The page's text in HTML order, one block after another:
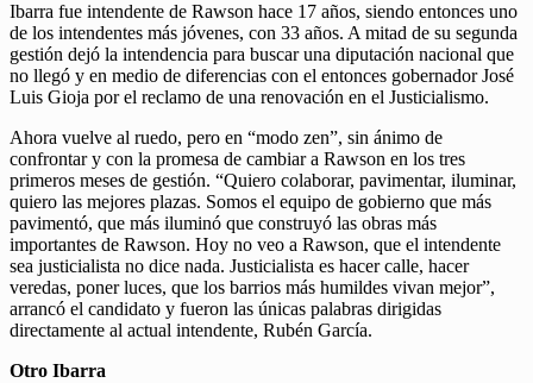
Ibarra fue intendente de Rawson hace 17 años, siendo entonces uno
de los intendentes más jóvenes, con 33 años. A mitad de su segunda
gestión dejó la intendencia para buscar una diputación nacional que
no llegó y en medio de diferencias con el entonces gobernador José
Luis Gioja por el reclamo de una renovación en el Justicialismo.
Ahora vuelve al ruedo, pero en “modo zen”, sin ánimo de
confrontar y con la promesa de cambiar a Rawson en los tres
primeros meses de gestión. “Quiero colaborar, pavimentar, iluminar,
quiero las mejores plazas. Somos el equipo de gobierno que más
pavimentó, que más iluminó que construyó las obras más
importantes de Rawson. Hoy no veo a Rawson, que el intendente
sea justicialista no dice nada. Justicialista es hacer calle, hacer
veredas, poner luces, que los barrios más humildes vivan mejor”,
arrancó el candidato y fueron las únicas palabras dirigidas
directamente al actual intendente, Rubén García.
Otro Ibarra